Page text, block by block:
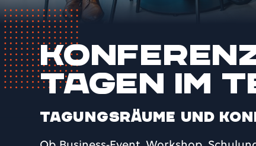
Tagen im
Tagungsräume und